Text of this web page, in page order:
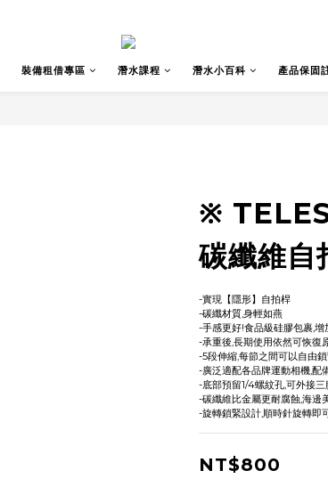
裝備租借專區 潛水課程 潛水小百科 產品保固
※
碳纖維自
-實現【隱形】自拍桿
-碳纖材質,身輕如燕
-手感更好!食品級硅膠包裹,增
-承重後,長期使用依然可恢復
-5段伸縮,每節之間可以自由
-廣泛適配各品牌運動相機,配
-底部預留1/4螺紋孔,可外接
-碳纖維比金屬更耐腐蝕,海邊
-旋轉鎖緊設計,順時針旋轉即
NT$800